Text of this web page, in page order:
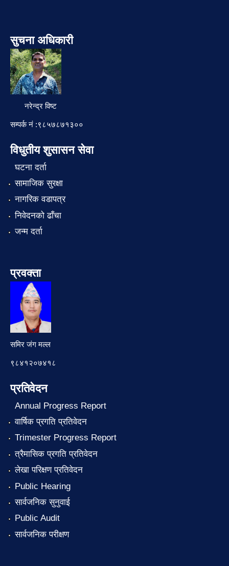
सुचना अधिकारी
नरेन्द्र विष्ट
सम्पर्क नं :९८५७८७१३००
विधुतीय शुसासन सेवा
घटना दर्ता
सामाजिक सुरक्षा
नागरिक वडापत्र
निवेदनको ढाँचा
जन्म दर्ता
प्रवक्ता
समिर जंग मल्ल
९८४१२०७४१८
प्रतिवेदन
Annual Progress Report
वार्षिक प्रगति प्रतिवेदन
Trimester Progress Report
त्रैमासिक प्रगति प्रतिवेदन
लेखा परिक्षण प्रतिवेदन
Public Hearing
सार्वजनिक सुनुवाई
Public Audit
सार्वजनिक परीक्षण